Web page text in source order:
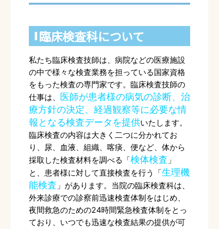
臨床検査科について
私たち臨床検査技師は、病院などの医療施設
の中で様々な検査業務を担っている国家資格
をもった検査の専門家です。臨床検査技師の
仕事は、 医師が患者様の病気の診断、治
療方針の決定、経過観察等に必要な情
報となる検査データを提供いたします。
臨床検査の内容は大きく二つに分かれてお
り、尿、血液、組織、喀痰、便など、体から
採取した検査材料を調べる「検体検査 」
と、患者様に対して直接検査を行う「生理機
能検査 」があります。当院の臨床検査科は、
外来診療での診察前迅速検査体制をはじめ、
夜間救急のための24時間緊急検査体制をとっ
ており、いつでも迅速な検査結果の提供が可